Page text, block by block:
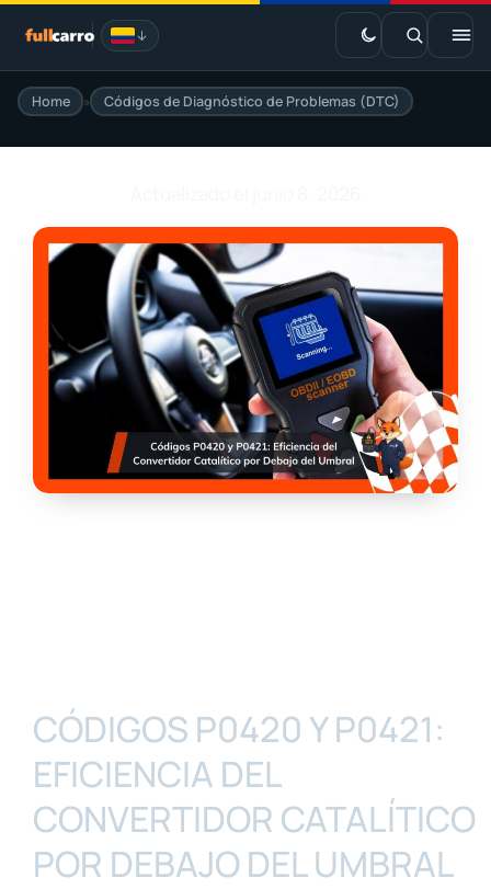
Saltar
contenido
EV · Estaciones de carga
Home » Códigos de Diagnóstico de Problemas (DTC)
CÓDIGOS P0420 Y P0421:
EFICIENCIA DEL
CONVERTIDOR CATALÍTICO
POR DEBAJO DEL UMBRAL